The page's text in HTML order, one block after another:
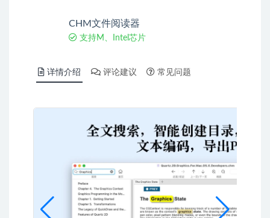
CHM文件阅读器
支持M、Intel芯片
详情介绍 评论建议 常见问题